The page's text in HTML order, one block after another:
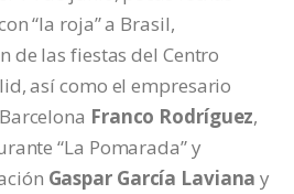
“la roja” a Brasil,
de las fiestas del Centro
así como el empresario
Franco Rodríguez,
“La Pomarada” y
Gaspar García Laviana y